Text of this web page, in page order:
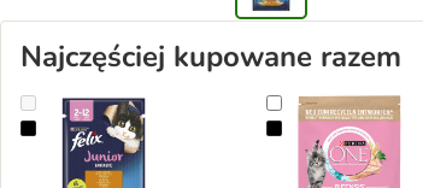
Najczęściej kupowane razem
Felix Fantastic Junior, w saszetkach, 26 x 85 g
PURINA ONE Junior